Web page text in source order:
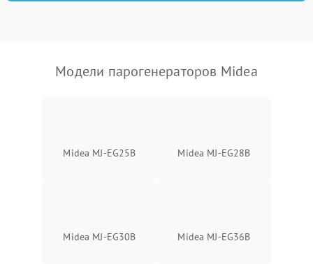
Не подает пар 1800 ₽ Подробнее →
Модели парогенераторов Midea
Midea MJ-EG25B Midea MJ-EG28B
Midea MJ-EG30B Midea MJ-EG36B